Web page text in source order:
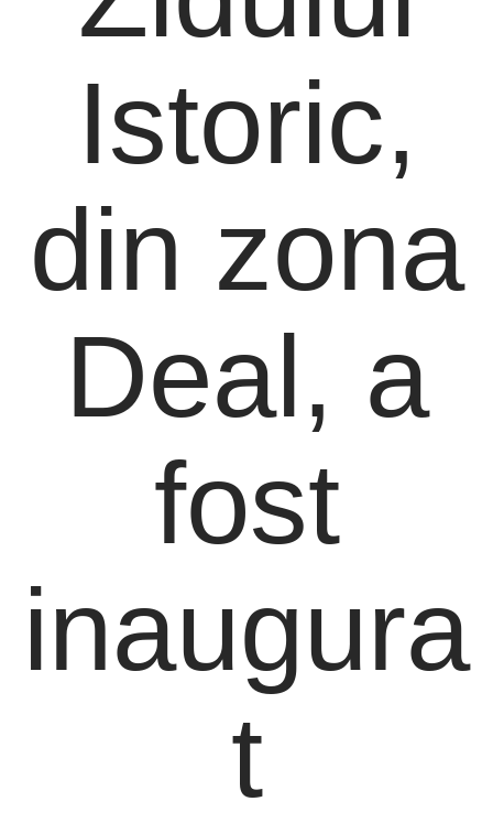
Istoric,
din zona
Deal, a
fost
inaugura
t